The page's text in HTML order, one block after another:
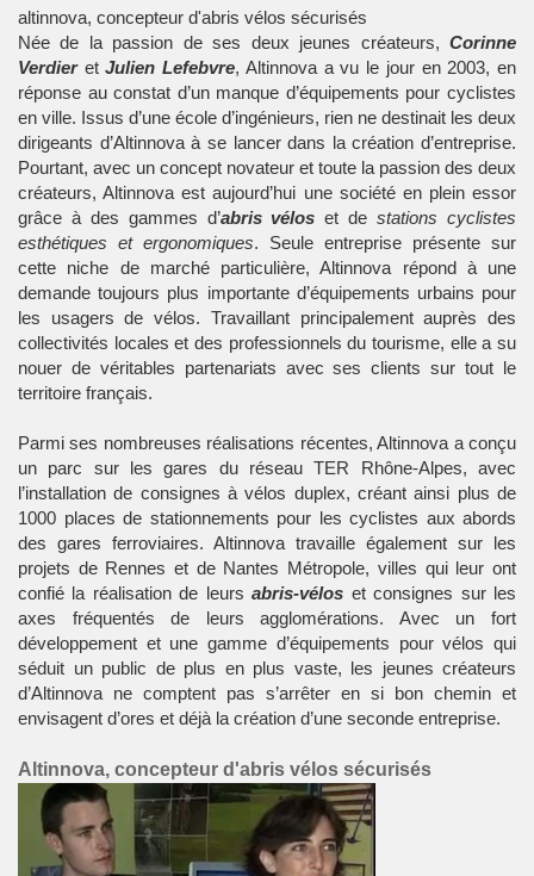
altinnova, concepteur d'abris vélos sécurisés
Née de la passion de ses deux jeunes créateurs, Corinne
VerdieretJulien Lefebvre, Altinnova a vu le jour en 2003, en
réponse au constat d’un manque d’équipements pour cyclistes
en ville. Issus d’une école d’ingénieurs, rien ne destinait les deux
dirigeants d’Altinnova à se lancer dans la création d’entreprise.
Pourtant, avec un concept novateur et toute la passion des deux
créateurs, Altinnova est aujourd’hui une société en plein essor
grâce à des gammes d’abris vélos et destations cyclistes
esthétiques et ergonomiques. Seule entreprise présente sur
cette niche de marché particulière, Altinnova répond à une
demande toujours plus importante d’équipements urbains pour
les usagers de vélos. Travaillant principalement auprès des
collectivités locales et des professionnels du tourisme, elle a su
nouer de véritables partenariats avec ses clients sur tout le
territoire français.
Parmi ses nombreuses réalisations récentes, Altinnova a conçu
un parc sur les gares du réseau TER Rhône-Alpes, avec
l’installation de consignes à vélos duplex, créant ainsi plus de
1000 places de stationnements pour les cyclistes aux abords
des gares ferroviaires. Altinnova travaille également sur les
projets de Rennes et de Nantes Métropole, villes qui leur ont
confié la réalisation de leursabris-vélos et consignes sur les
axes fréquentés de leurs agglomérations. Avec un fort
développement et une gamme d’équipements pour vélos qui
séduit un public de plus en plus vaste, les jeunes créateurs
d’Altinnova ne comptent pas s’arrêter en si bon chemin et
envisagent d’ores et déjà la création d’une seconde entreprise.
Altinnova, concepteur d'abris vélos sécurisés